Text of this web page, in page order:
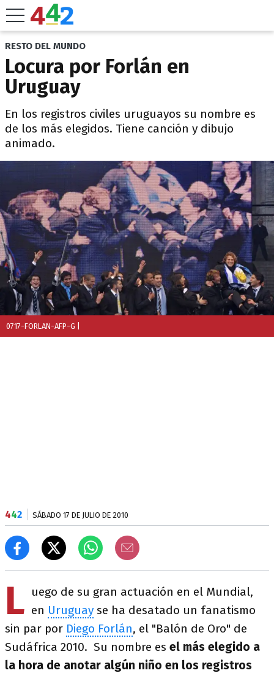
RESTO DEL MUNDO
Locura por Forlán en
Uruguay
En los registros civiles uruguayos su nombre es
de los más elegidos. Tiene canción y dibujo
animado.
0717-FORLAN-AFP-G
442 SÁBADO 17 DE JULIO DE 2010
L uego de su gran actuación en el Mundial,
en Uruguay se ha desatado un fanatismo
sin par por Diego Forlán, el "Balón de Oro" de
Sudáfrica 2010. Su nombre es el más elegido a
la hora de anotar algún niño en los registros